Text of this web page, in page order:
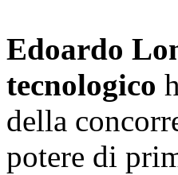
Edoardo
tecnologico
della
potere di